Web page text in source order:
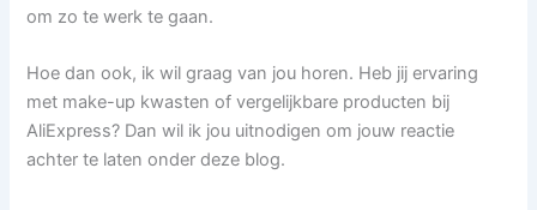
om zo te werk te gaan.
Hoe dan ook, ik wil graag van jou horen. Heb jij ervaring
met make-up kwasten of vergelijkbare producten bij
AliExpress? Dan wil ik jou uitnodigen om jouw reactie
achter te laten onder deze blog.